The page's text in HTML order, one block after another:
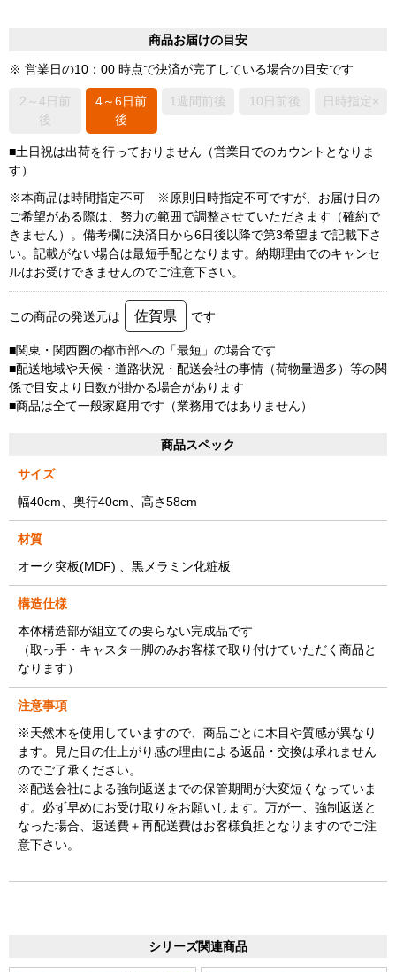
商品お届けの目安
※ 営業日の10：00 時点で決済が完了している場合の目安です
2～4日前
後
4～6日前
後
1週間前後 10日前後 日時指定×
■土日祝は出荷を行っておりません（営業日でのカウントとなりま
す）
※本商品は時間指定不可 ※原則日時指定不可ですが、お届け日の
ご希望がある際は、努力の範囲で調整させていただきます（確約で
きません）。備考欄に決済日から6日後以降で第3希望まで記載下さ
い。記載がない場合は最短手配となります。納期理由でのキャンセ
ルはお受けできませんのでご注意下さい。
この商品の発送元は 佐賀県 です
■関東・関西圏の都市部への「最短」の場合です
■配送地域や天候・道路状況・配送会社の事情（荷物量過多）等の関
係で目安より日数が掛かる場合があります
■商品は全て一般家庭用です（業務用ではありません）
商品スペック
サイズ
幅40cm、奥行40cm、高さ58cm
材質
オーク突板(MDF) 、黒メラミン化粧板
構造仕様
本体構造部が組立ての要らない完成品です
（取っ手・キャスター脚のみお客様で取り付けていただく商品と
なります）
注意事項
※天然木を使用していますので、商品ごとに木目や質感が異なり
ます。見た目の仕上がり感の理由による返品・交換は承れません
のでご了承ください。
※配送会社による強制返送までの保管期間が大変短くなっていま
す。必ず早めにお受け取りをお願いします。万が一、強制返送と
なった場合、返送費＋再配送費はお客様負担となりますのでご注
意下さい。
シリーズ関連商品